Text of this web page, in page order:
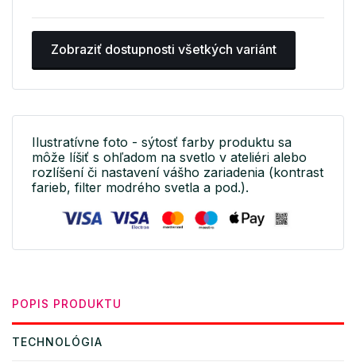
Zobraziť dostupnosti všetkých variánt
Ilustratívne foto - sýtosť farby produktu sa
môže líšiť s ohľadom na svetlo v ateliéri alebo
rozlíšení či nastavení vášho zariadenia (kontrast
farieb, filter modrého svetla a pod.).
POPIS PRODUKTU
TECHNOLÓGIA